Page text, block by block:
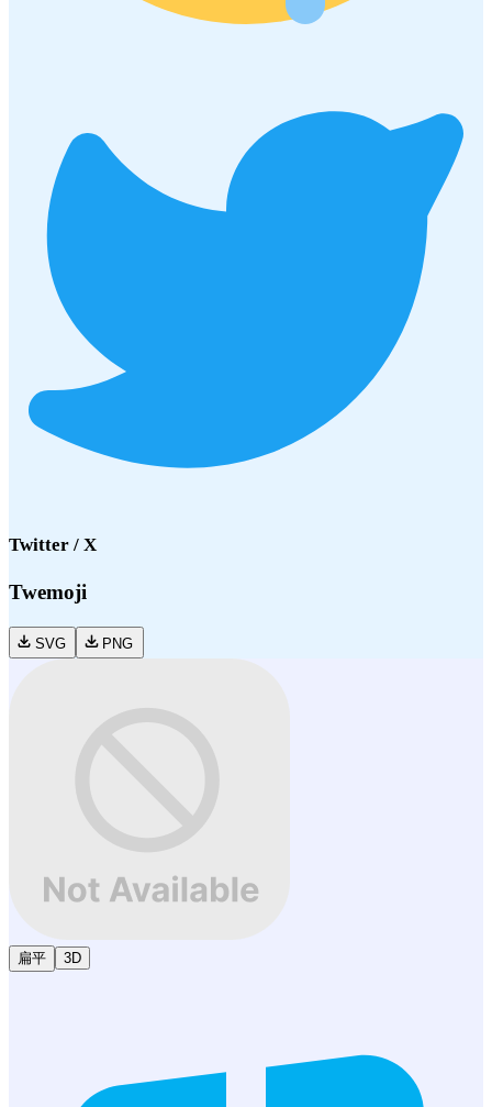
Twitter / X
Twemoji
SVG PNG
扁平 3D